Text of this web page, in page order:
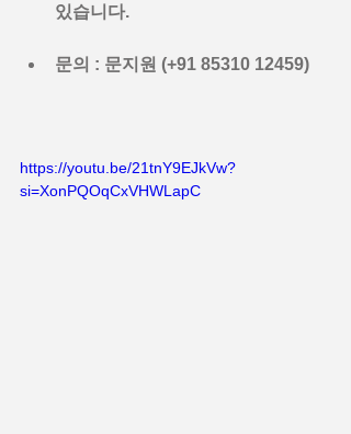
있습니다.
문의 : 문지원 (+91 85310 12459)
https://youtu.be/21tnY9EJkVw?
si=XonPQOqCxVHWLapC